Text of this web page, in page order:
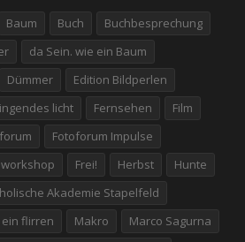
Baum Buch
Buchbesprechung
da Sein. wie ein Baum
Dümmer
Edition Bildperlen
licht
Fernsehen
Film
Fotoforum Impulse
Frei! Herbst
Hunte
Akademie Stapelfeld
flirren
Makro
Marco Sagurna